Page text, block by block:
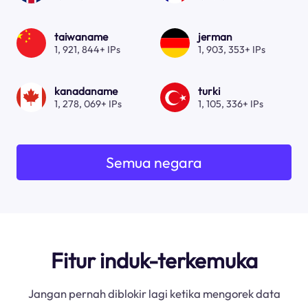
taiwaname
1, 921, 844+ IPs
jerman
1, 903, 353+ IPs
kanadaname
1, 278, 069+ IPs
turki
1, 105, 336+ IPs
Semua negara
Fitur induk-terkemuka
Jangan pernah diblokir lagi ketika mengorek data